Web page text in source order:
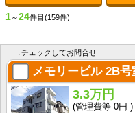
1～24件目 (159件)
↓チェックしてお問合せ
メモリービル2B号
3.3万円
0円